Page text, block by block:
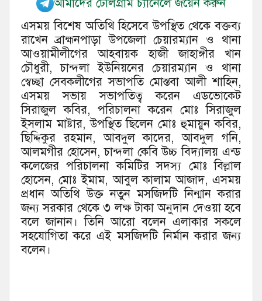
আমাদের টেলিগ্রাম চ্যানেলে জয়েন করুন
এসময় বিশেষ অতিথি হিসেবে উপস্থিত থেকে বক্তব্য
রাখেন ব্রাহ্মনপাড়া উপজেলা চেয়ারম্যান ও থানা
আওয়ামীলীগের আহবায়ক হাজী জাহাঙ্গীর খান
চৌধুরী, চান্দলা ইউনিয়নের চেয়ারম্যান ও থানা
স্বেচ্ছা সেবকলীগের সভাপতি মোস্তবা আলী শাহিন,
এসময় সভায় সভাপতিত্ব করেন এডভোকেট
সিরাজুল কবির, পরিচালনা করেন মোঃ সিরাজুল
ইসলাম মাষ্টার, উপস্থিত ছিলেন মোঃ হুমায়ুন কবির,
ছিদ্দিকুর রহমান, আবদুল কাদের, আবদুল গনি,
আলমগীর হোসেন, চান্দলা কেবি উচ্চ বিদ্যালয় এন্ড
কলেজের পরিচালনা কমিটির সদস্য মোঃ বিল্লাল
হোসেন, মোঃ ইমাম, আবুল কালাম আজাদ, এসময়
প্রধান অতিথি উক্ত নতুন মসজিদটি নিন্মান করার
জন্য সরকার থেকে ৩ লক্ষ টাকা অনুদান দেওয়া হবে
বলে জানান। তিনি আরো বলেন এলাকার সকলে
সহযোগিতা করে এই মসজিদটি নির্মান করার জন্য
বলেন।